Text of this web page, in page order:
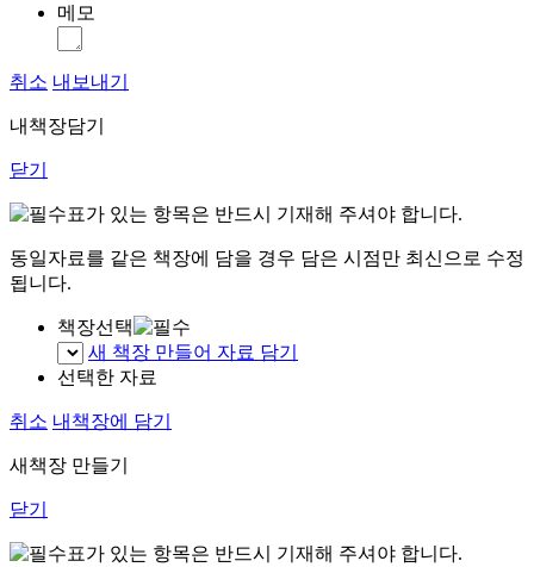
메모
취소 내보내기
내책장담기
닫기
표가 있는 항목은 반드시 기재해 주셔야 합니다.
동일자료를 같은 책장에 담을 경우 담은 시점만 최신으로 수정
됩니다.
책장선택
새 책장 만들어 자료 담기
선택한 자료
취소 내책장에 담기
새책장 만들기
닫기
표가 있는 항목은 반드시 기재해 주셔야 합니다.